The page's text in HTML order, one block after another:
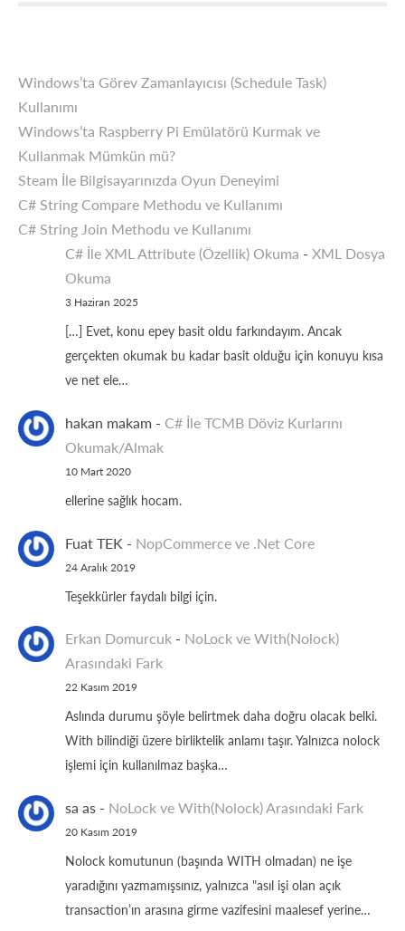
Windows’ta Görev Zamanlayıcısı (Schedule Task)
Kullanımı
Windows’ta Raspberry Pi Emülatörü Kurmak ve
Kullanmak Mümkün mü?
Steam İle Bilgisayarınızda Oyun Deneyimi
C# String Compare Methodu ve Kullanımı
C# String Join Methodu ve Kullanımı
C# İle XML Attribute (Özellik) Okuma - XML Dosya
Okuma
3 Haziran 2025
[…] Evet, konu epey basit oldu farkındayım. Ancak
gerçekten okumak bu kadar basit olduğu için konuyu kısa
ve net ele…
hakan makam - C# İle TCMB Döviz Kurlarını
Okumak/Almak
10 Mart 2020
ellerine sağlık hocam.
Fuat TEK - NopCommerce ve .Net Core
24 Aralık 2019
Teşekkürler faydalı bilgi için.
Erkan Domurcuk - NoLock ve With(Nolock)
Arasındaki Fark
22 Kasım 2019
Aslında durumu şöyle belirtmek daha doğru olacak belki.
With bilindiği üzere birliktelik anlamı taşır. Yalnızca nolock
işlemi için kullanılmaz başka…
sa as - NoLock ve With(Nolock) Arasındaki Fark
20 Kasım 2019
Nolock komutunun (başında WITH olmadan) ne işe
yaradığını yazmamışsınız, yalnızca "asıl işi olan açık
transaction’ın arasına girme vazifesini maalesef yerine…